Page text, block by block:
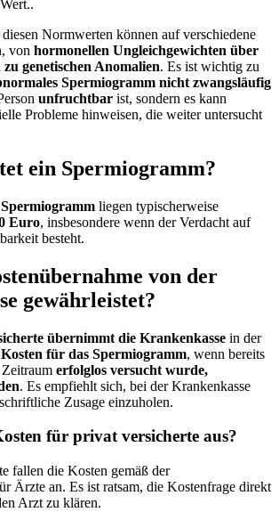
Normwerten können auf verschiedene
von hormonellen Ungleichgewichten über
genetischen Anomalien. Es ist wichtig zu
Spermiogramm nicht zwangsläufig
unfruchtbar ist, sondern es kann
Probleme hinweisen, die weiter untersucht
ein Spermiogramm?
liegen typischerweise
Euro, insbesondere wenn der Verdacht auf
besteht.
von der
gewährleistet?
übernimmt die Krankenkasse in der
Kosten für das Spermiogramm, wenn bereits
erfolglos versucht wurde,
. Es empfiehlt sich, bei der Krankenkasse
Zusage einzuholen.
für privat versicherte aus?
fallen die Kosten gemäß der
Ärzte an. Es ist ratsam, die Kostenfrage direkt
Arzt zu klären.